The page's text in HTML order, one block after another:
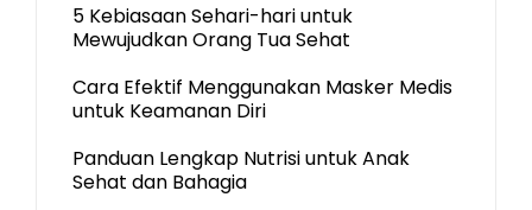
5 Kebiasaan Sehari-hari untuk
Mewujudkan Orang Tua Sehat
Cara Efektif Menggunakan Masker Medis
untuk Keamanan Diri
Panduan Lengkap Nutrisi untuk Anak
Sehat dan Bahagia